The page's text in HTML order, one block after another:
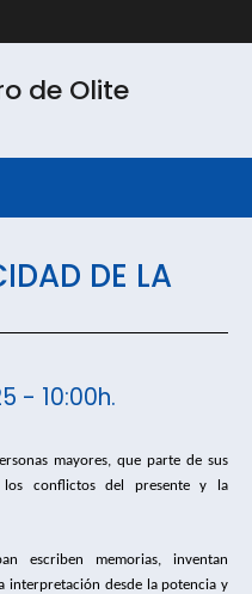
de Olite
DE LA
- 10:00h.
mayores, que parte de sus
conflictos del presente y la
escriben memorias, inventan
interpretación desde la potencia y